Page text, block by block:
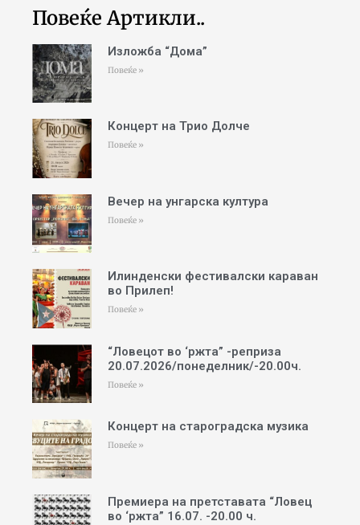
Повеќе Артикли..
Изложба “Дома”
Повеќе »
Концерт на Трио Долче
Повеќе »
Вечер на унгарска култура
Повеќе »
Илинденски фестивалски караван
во Прилеп!
Повеќе »
“Ловецот во ‘ржта” -реприза
20.07.2026/понеделник/-20.00ч.
Повеќе »
Концерт на староградска музика
Повеќе »
Премиера на претставата “Ловец
во ‘ржта” 16.07. -20.00 ч.